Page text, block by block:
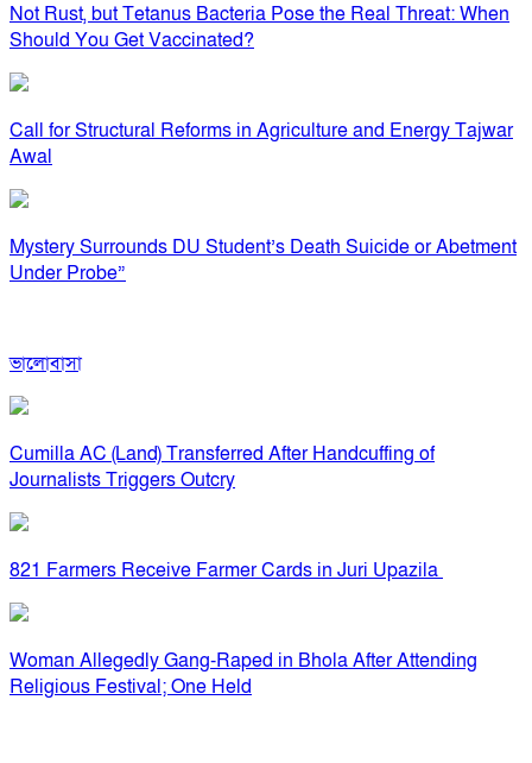
Not Rust, but Tetanus Bacteria Pose the Real Threat: When
Should You Get Vaccinated?
Call for Structural Reforms in Agriculture and Energy Tajwar
Awal
Mystery Surrounds DU Student’s Death Suicide or Abetment
Under Probe”
ভালোবাসা
Cumilla AC (Land) Transferred After Handcuffing of
Journalists Triggers Outcry
821 Farmers Receive Farmer Cards in Juri Upazila
Woman Allegedly Gang-Raped in Bhola After Attending
Religious Festival; One Held